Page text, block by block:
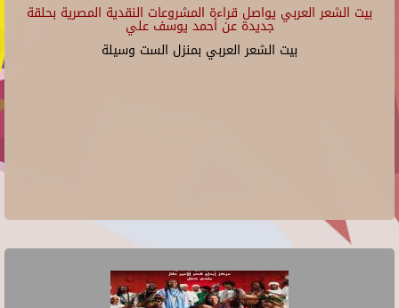
بيت الشعر العربي يواصل قراءة المشروعات النقدية المصرية بحلقة
جديدة عن أحمد يوسف علي
بيت الشعر العربي بمنزل الست وسيلة